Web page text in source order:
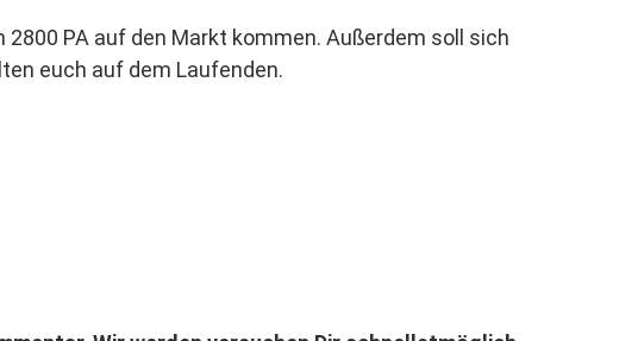
PA auf den Markt kommen. Außerdem soll sich
euch auf dem Laufenden.